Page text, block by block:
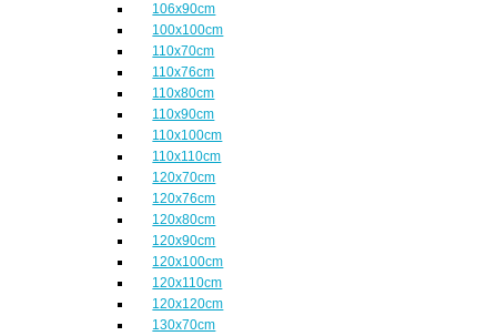
106x90cm
100x100cm
110x70cm
110x76cm
110x80cm
110x90cm
110x100cm
110x110cm
120x70cm
120x76cm
120x80cm
120x90cm
120x100cm
120x110cm
120x120cm
130x70cm